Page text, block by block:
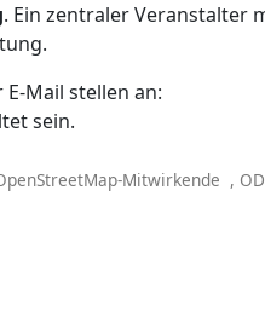
. Ein zentraler Veranstalter
Mail stellen an:
sein.
Mitwirkende ,